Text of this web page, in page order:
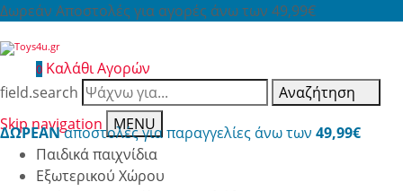
Δωρεάν Αποστολές για αγορές άνω των 49,99€
0 Καλάθι Αγορών
field.search
Αναζήτηση
Skip navigation
MENU
ΔΩΡΕΑΝαποστολές για παραγγελίες άνω των 49,99€
Παιδικά παιχνίδια
Εξωτερικού Χώρου